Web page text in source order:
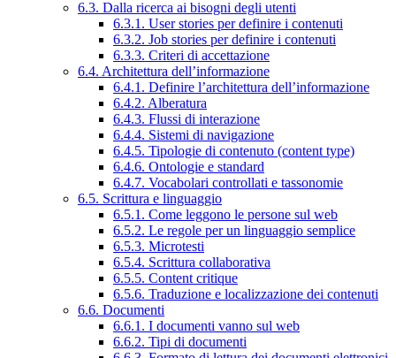
6.3. Dalla ricerca ai bisogni degli utenti
6.3.1. User stories per definire i contenuti
6.3.2. Job stories per definire i contenuti
6.3.3. Criteri di accettazione
6.4. Architettura dell’informazione
6.4.1. Definire l’architettura dell’informazione
6.4.2. Alberatura
6.4.3. Flussi di interazione
6.4.4. Sistemi di navigazione
6.4.5. Tipologie di contenuto (content type)
6.4.6. Ontologie e standard
6.4.7. Vocabolari controllati e tassonomie
6.5. Scrittura e linguaggio
6.5.1. Come leggono le persone sul web
6.5.2. Le regole per un linguaggio semplice
6.5.3. Microtesti
6.5.4. Scrittura collaborativa
6.5.5. Content critique
6.5.6. Traduzione e localizzazione dei contenuti
6.6. Documenti
6.6.1. I documenti vanno sul web
6.6.2. Tipi di documenti